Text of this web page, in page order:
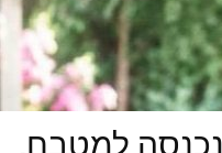
למטבח,